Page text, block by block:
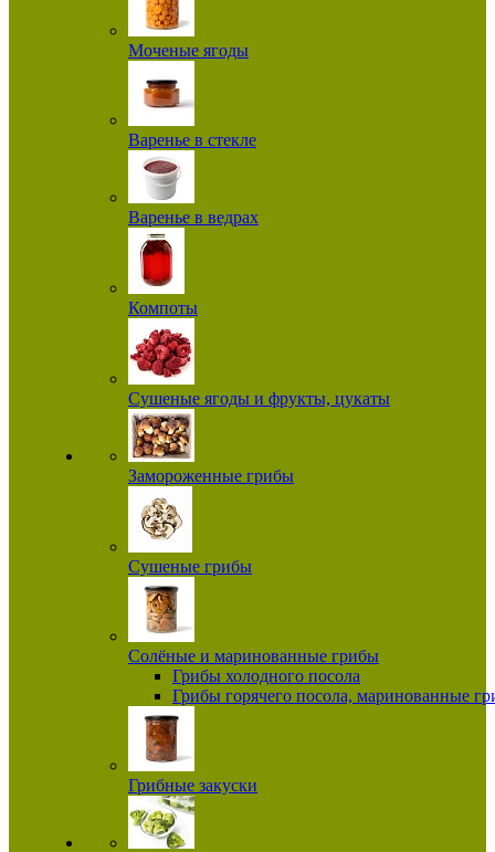
Моченые ягоды
Варенье в стекле
Варенье в ведрах
Компоты
Сушеные ягоды и фрукты, цукаты
Замороженные грибы
Сушеные грибы
Солёные и маринованные грибы
Грибы холодного посола
Грибы горячего посола, маринованные
Грибные закуски